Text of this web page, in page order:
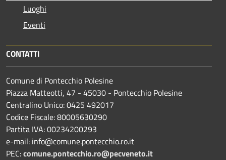
Luoghi
Eventi
CONTATTI
Comune di Pontecchio Polesine
Piazza Matteotti, 47 - 45030 - Pontecchio Polesine
Centralino Unico: 0425 492017
Codice Fiscale: 80005630290
Partita IVA: 00234200293
e-mail: info@comune.pontecchio.ro.it
PEC:comune.pontecchio.ro@pecveneto.it